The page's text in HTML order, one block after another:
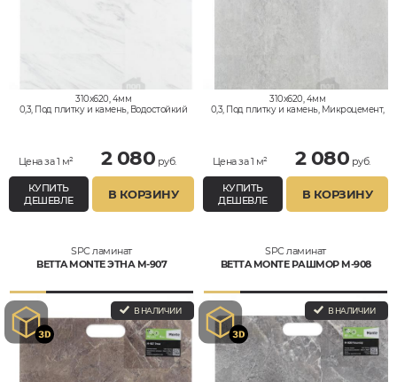
310x620, 4мм
0,3, Под плитку и камень, Водостойкий
Цена за 1 м² 2 080 руб.
КУПИТЬ
ДЕШЕВЛЕ
В КОРЗИНУ
310x620, 4мм
0,3, Под плитку и камень, Микроцемент,
Цена за 1 м² 2 080 руб.
КУПИТЬ
ДЕШЕВЛЕ
В КОРЗИНУ
SPC ламинат
BETTA MONTE ЭТНА M-907
В НАЛИЧИИ
SPC ламинат
BETTA MONTE РАШМОР M-908
В НАЛИЧИИ